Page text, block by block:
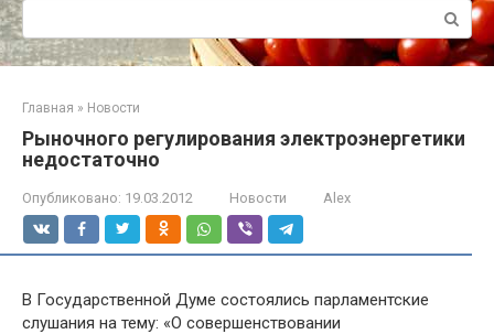
Поиск:
Главная » Новости
Рыночного регулирования электроэнергетики
недостаточно
Опубликовано: 19.03.2012 Новости Alex
В Государственной Думе состоялись парламентские
слушания на тему: «О совершенствовании